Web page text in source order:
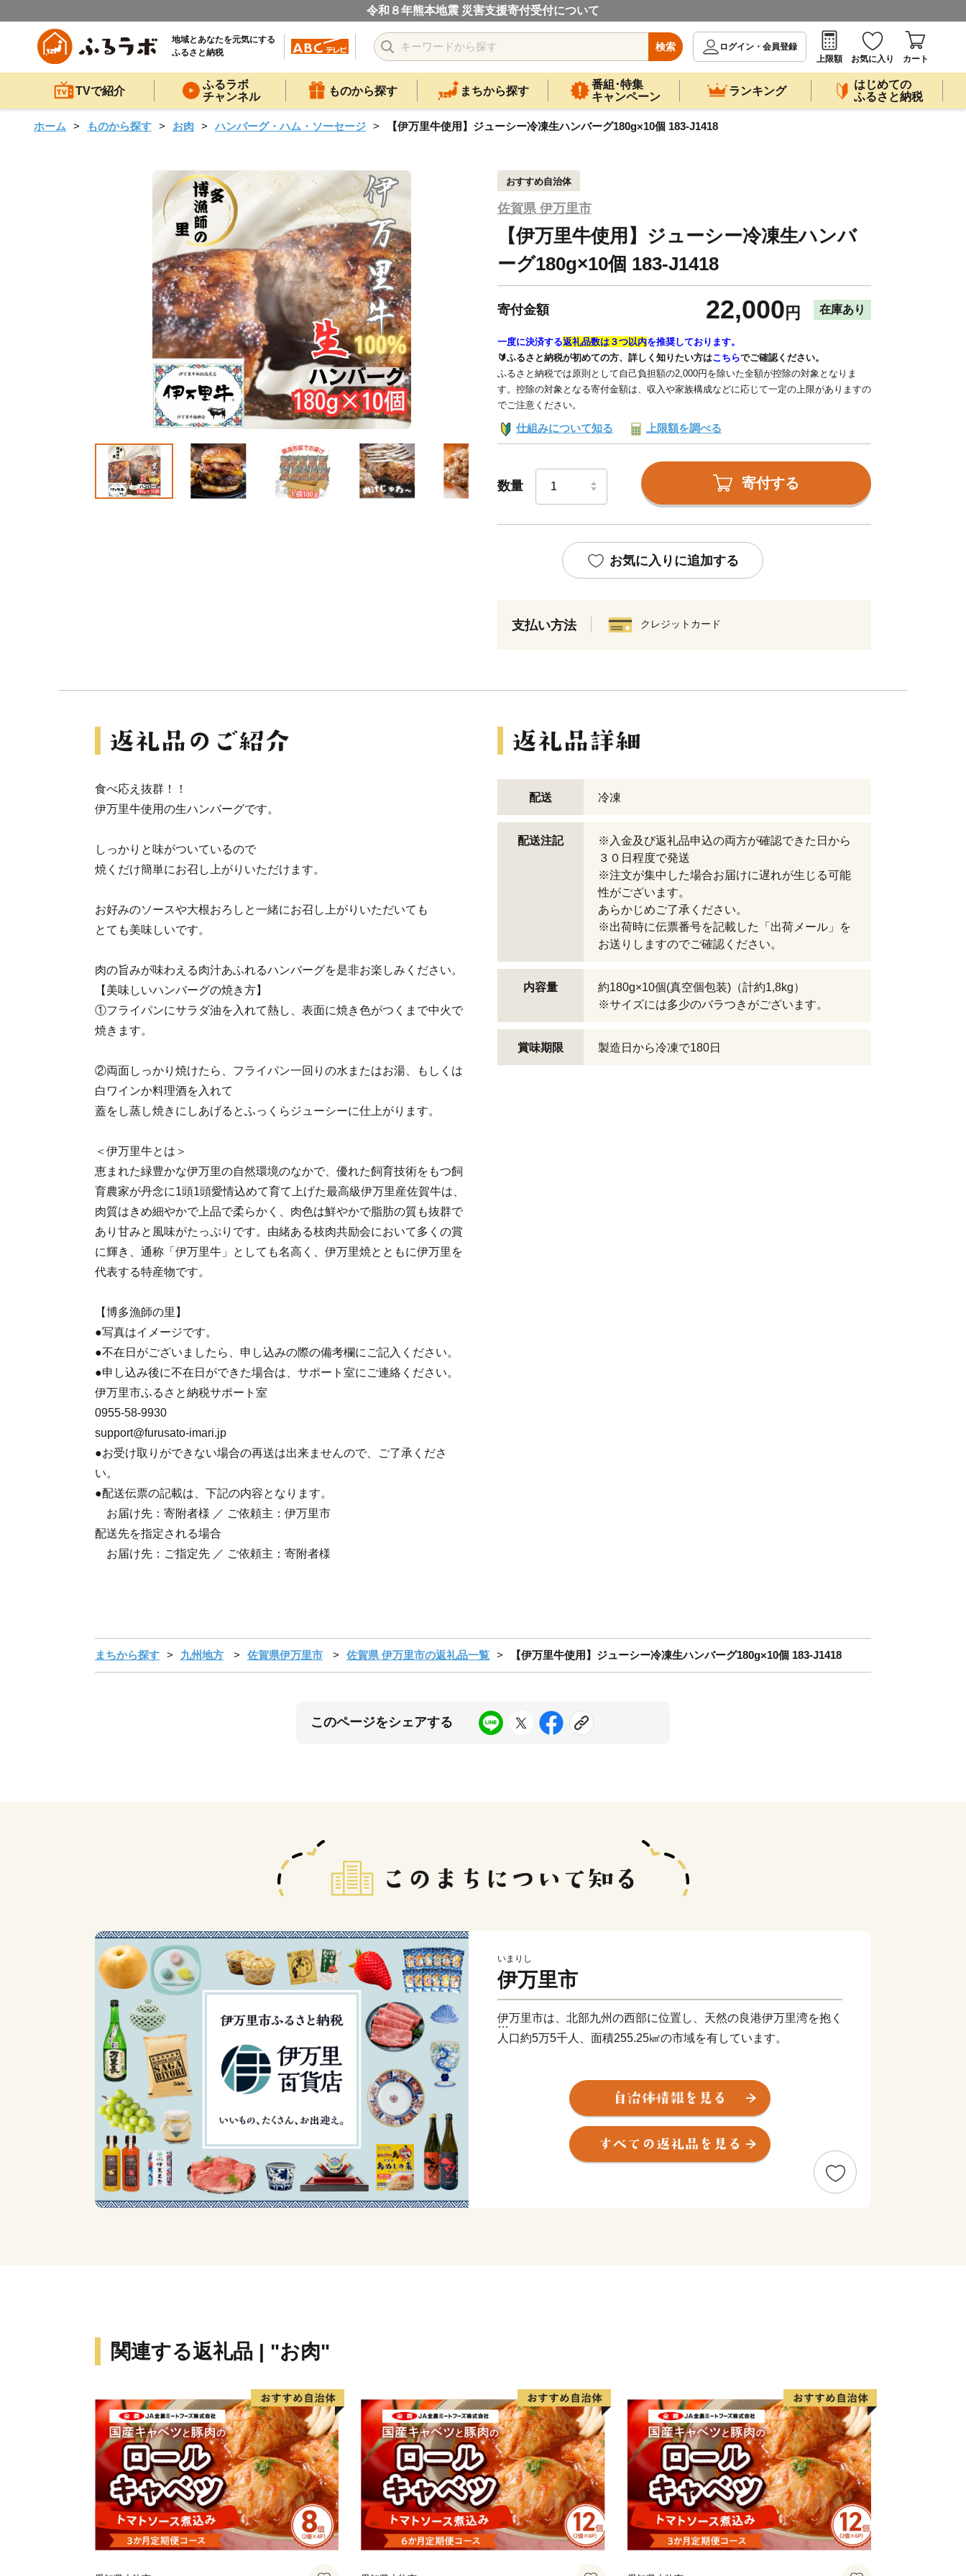
令和８年熊本地震 災害支援寄付受付について
地域とあなたを元気にする
ふるさと納税
検索
ログイン・会員登録
上限額
お気に入り カート
TVで紹介
ふるラボ
チャンネル
ものから探す まちから探す
番組･特集
キャンペーン
ランキング
はじめての
ふるさと納税
ホーム ものから探す お肉 ハンバーグ・ハム・ソーセージ 【伊万里牛使用】ジューシー冷凍生ハンバーグ180g×10個 183-J1418
おすすめ自治体
佐賀県 伊万里市
【伊万里牛使用】ジューシー冷凍生ハンバ
ーグ180g×10個 183-J1418
寄付金額 22,000 円 在庫あり
一度に決済する返礼品数は３つ以内を推奨しております。
🔰ふるさと納税が初めての方、詳しく知りたい方はこちらでご確認ください。
ふるさと納税では原則として自己負担額の2,000円を除いた全額が控除の対象となりま
す。控除の対象となる寄付金額は、収入や家族構成などに応じて一定の上限がありますの
でご注意ください。
仕組みについて知る 上限額を調べる
数量 寄付する
お気に入りに追加する
支払い方法 クレジットカード
食べ応え抜群！！
伊万里牛使用の生ハンバーグです。
しっかりと味がついているので
焼くだけ簡単にお召し上がりいただけます。
お好みのソースや大根おろしと一緒にお召し上がりいただいても
とても美味しいです。
肉の旨みが味わえる肉汁あふれるハンバーグを是非お楽しみください。
【美味しいハンバーグの焼き方】
①フライパンにサラダ油を入れて熱し、表面に焼き色がつくまで中火で
焼きます。
②両面しっかり焼けたら、フライパン一回りの水またはお湯、もしくは
白ワインか料理酒を入れて
蓋をし蒸し焼きにしあげるとふっくらジューシーに仕上がります。
＜伊万里牛とは＞
恵まれた緑豊かな伊万里の自然環境のなかで、優れた飼育技術をもつ飼
育農家が丹念に1頭1頭愛情込めて育て上げた最高級伊万里産佐賀牛は、
肉質はきめ細やかで上品で柔らかく、肉色は鮮やかで脂肪の質も抜群で
あり甘みと風味がたっぷりです。由緒ある枝肉共励会において多くの賞
に輝き、通称「伊万里牛」としても名高く、伊万里焼とともに伊万里を
代表する特産物です。
【博多漁師の里】
●写真はイメージです。
●不在日がございましたら、申し込みの際の備考欄にご記入ください。
●申し込み後に不在日ができた場合は、サポート室にご連絡ください。
伊万里市ふるさと納税サポート室
0955-58-9930
support@furusato-imari.jp
●お受け取りができない場合の再送は出来ませんので、ご了承くださ
い。
●配送伝票の記載は、下記の内容となります。
お届け先：寄附者様 ／ ご依頼主：伊万里市
配送先を指定される場合
お届け先：ご指定先 ／ ご依頼主：寄附者様
配送 冷凍
配送注記
※入金及び返礼品申込の両方が確認できた日から
３０日程度で発送
※注文が集中した場合お届けに遅れが生じる可能
性がございます。
あらかじめご了承ください。
※出荷時に伝票番号を記載した「出荷メール」を
お送りしますのでご確認ください。
内容量
約180g×10個(真空個包装)（計約1,8kg）
※サイズには多少のバラつきがございます。
賞味期限 製造日から冷凍で180日
まちから探す 九州地方 佐賀県伊万里市 佐賀県 伊万里市の返礼品一覧 【伊万里牛使用】ジューシー冷凍生ハンバーグ180g×10個 183-J1418
このページをシェアする
いまりし
伊万里市
伊万里市は、北部九州の西部に位置し、天然の良港伊万里湾を抱く
人口約5万5千人、面積255.25㎢の市域を有しています。
古伊万里や石炭の積出港として栄え、「古伊万里文化」の香りが漂
う焼き物などを市内の随所で見ることができる風光明媚なまちで
全国的に評判の高い伊万里牛は、肉質はきめ細かで柔らかく、とろ
けるほどの美味しさです。由緒ある枝肉共励会で多くの賞に輝くな
関連する返礼品 | "お肉"